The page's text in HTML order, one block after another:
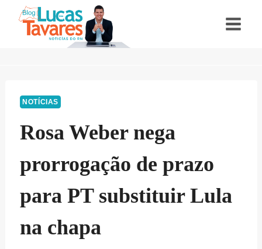
NOTÍCIAS
Rosa Weber nega
prorrogação de prazo
para PT substituir Lula
na chapa